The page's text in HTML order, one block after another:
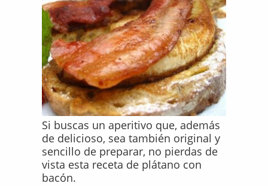
Si buscas un aperitivo que, además
de delicioso, sea también original y
sencillo de preparar, no pierdas de
vista esta receta de plátano con
bacón.